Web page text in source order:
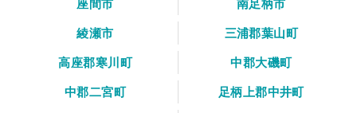
座間市
南足柄市
綾瀬市
三浦郡葉山町
高座郡寒川町
中郡大磯町
中郡二宮町
足柄上郡中井町